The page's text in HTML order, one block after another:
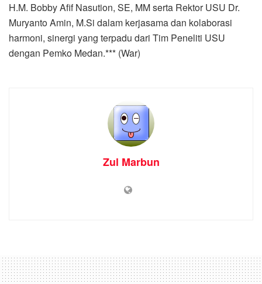
H.M. Bobby Afif Nasution, SE, MM serta Rektor USU Dr.
Muryanto Amin, M.Si dalam kerjasama dan kolaborasi
harmoni, sinergi yang terpadu dari Tim Peneliti USU
dengan Pemko Medan.*** (War)
Zul Marbun